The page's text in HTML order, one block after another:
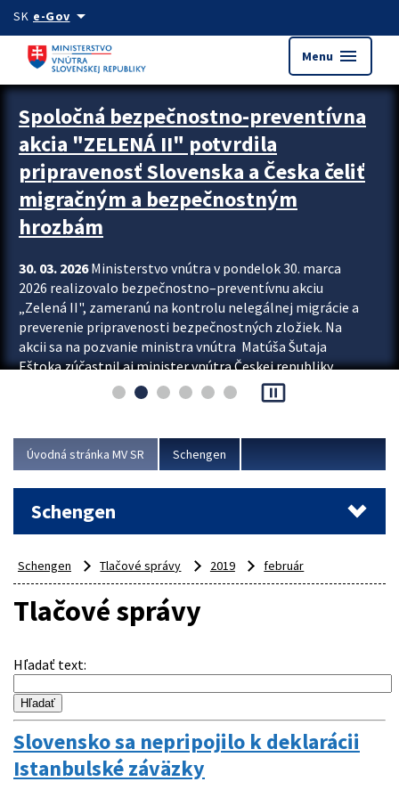
Preskocit na hlavný obsah
SK e-Govarrow_drop_down
Menu menu
Zastavit automatický posun upútavok
Spoločná bezpečnostno-preventívna
akcia "ZELENÁ II" potvrdila
pripravenosť Slovenska a Česka čeliť
migračným a bezpečnostným
hrozbám
30. 03. 2026Ministerstvo vnútra v pondelok 30. marca
2026 realizovalo bezpečnostno–preventívnu akciu
„Zelená II", zameranú na kontrolu nelegálnej migrácie a
preverenie pripravenosti bezpečnostných zložiek. Na
akcii sa na pozvanie ministra vnútra Matúša Šutaja
Eštoka zúčastnil aj minister vnútra Českej republiky
Lubomír Metnar, spolu s ďalšími zahraničnými partnermi.
Cieľom akcie bolo posilniť kontrolné mechanizmy,
demonštrovať pripravenosť Slovenska na možné...
pause_presentation
Úvodná stránka MV SR Schengen
Schengen
Schengen Tlačové správy 2019 február
Tlačové správy
Hľadať text:
Slovensko sa nepripojilo k deklarácii
Istanbulské záväzky